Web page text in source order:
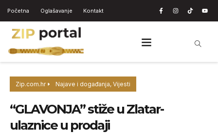
Početna Oglašavanje Kontakt
Zip.com.hr Najave i događanja, Vijesti
“GLAVONJA” stiže u Zlatar-
ulaznice u prodaji